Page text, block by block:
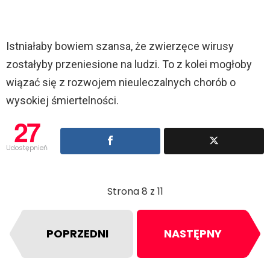
Istniałaby bowiem szansa, że zwierzęce wirusy
zostałyby przeniesione na ludzi. To z kolei mogłoby
wiązać się z rozwojem nieuleczalnych chorób o
wysokiej śmiertelności.
27
Udostępnień
Strona 8 z 11
POPRZEDNI NASTĘPNY